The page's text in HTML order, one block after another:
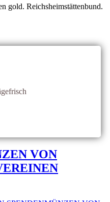
gold. Reichsheimstättenbund.
VON